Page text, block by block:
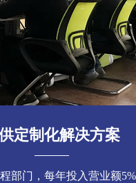
定制化解决方案
部门，每年投入营业额